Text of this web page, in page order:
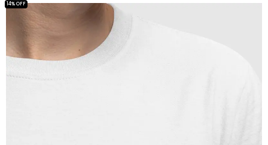
14% OFF